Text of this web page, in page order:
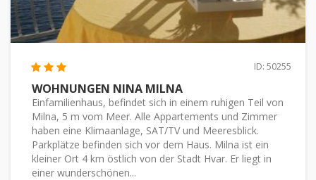
ID: 50255
WOHNUNGEN NINA MILNA
Einfamilienhaus, befindet sich in einem ruhigen Teil von
Milna, 5 m vom Meer. Alle Appartements und Zimmer
haben eine Klimaanlage, SAT/TV und Meeresblick.
Parkplätze befinden sich vor dem Haus. Milna ist ein
kleiner Ort 4 km östlich von der Stadt Hvar. Er liegt in
einer wunderschönen...